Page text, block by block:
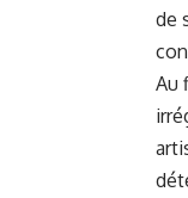
de
Au